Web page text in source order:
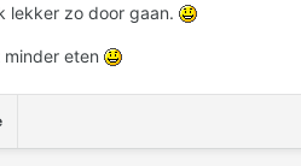
lekker zo door gaan.
eten